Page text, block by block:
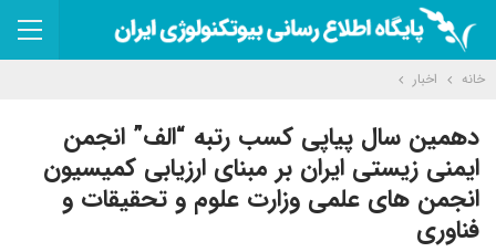
خانه اخبار
دهمین سال پیاپی کسب رتبه “الف” انجمن
ایمنی زیستی ایران بر مبنای ارزیابی کمیسیون
انجمن های علمی وزارت علوم و تحقیقات و
فناوری